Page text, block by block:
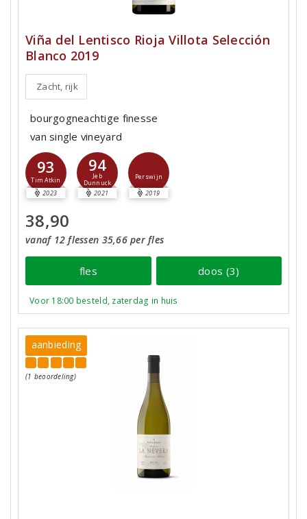
Viña del Lentisco Rioja Villota Selección
Blanco 2019
Zacht, rijk
bourgogneachtige finesse
van single vineyard
93
Tim Atkin
2023
94
Jeb
Dunnuck
2021
Perswijn
2019
38,90
vanaf 12 flessen 35,66 per fles
fles doos (3)
Voor 18:00 besteld, zaterdag in huis
aanbieding
(1 beoordeling)